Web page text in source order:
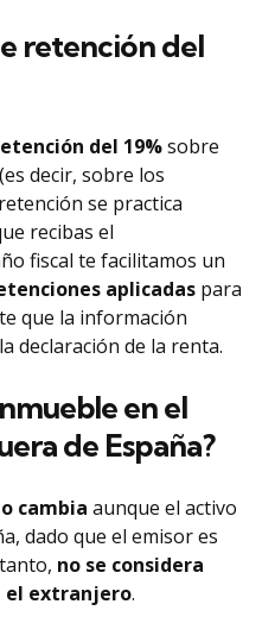
retención del
del 19%sobre
decir, sobre los
se practica
recibas el
fiscal te facilitamos un
aplicadas para
que la información
declaración de la renta.
en el
de España?
cambia aunque el activo
dado que el emisor es
no se considera
el extranjero.